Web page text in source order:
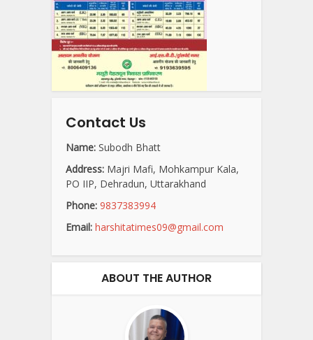
Contact Us
Name: Subodh Bhatt
Address: Majri Mafi, Mohkampur Kala,
PO IIP, Dehradun, Uttarakhand
Phone: 9837383994
Email: harshitatimes09@gmail.com
ABOUT THE AUTHOR